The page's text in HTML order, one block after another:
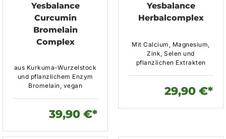
Yesbalance
Curcumin
Bromelain
Complex
aus Kurkuma-Wurzelstock
und pflanzlichem Enzym
Bromelain, vegan
39,90 €*
Yesbalance
Herbalcomplex
Mit Calcium, Magnesium,
Zink, Selen und
pflanzlichen Extrakten
29,90 €*